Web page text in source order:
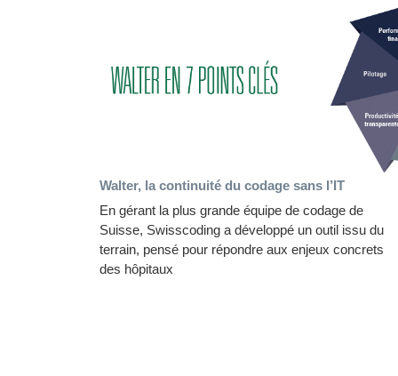
Walter, la continuité du codage sans l’IT
En gérant la plus grande équipe de codage de
Suisse, Swisscoding a développé un outil issu du
terrain, pensé pour répondre aux enjeux concrets
des hôpitaux